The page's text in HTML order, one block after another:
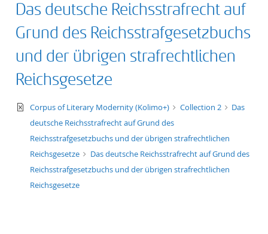
Das deutsche Reichsstrafrecht auf
Grund des Reichsstrafgesetzbuchs
und der übrigen strafrechtlichen
Reichsgesetze
text/xml
Corpus of Literary Modernity (Kolimo+) Collection 2
Das
deutsche Reichsstrafrecht auf Grund des
Reichsstrafgesetzbuchs und der übrigen strafrechtlichen
Reichsgesetze
Das deutsche Reichsstrafrecht auf Grund des
Reichsstrafgesetzbuchs und der übrigen strafrechtlichen
Reichsgesetze